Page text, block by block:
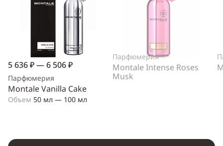
5 636 ₽ — 6 506 ₽
Парфюмерия
Montale Vanilla Cake
Объем 50 мл — 100 мл
Парфюмерия
Montale Intense Roses
Musk